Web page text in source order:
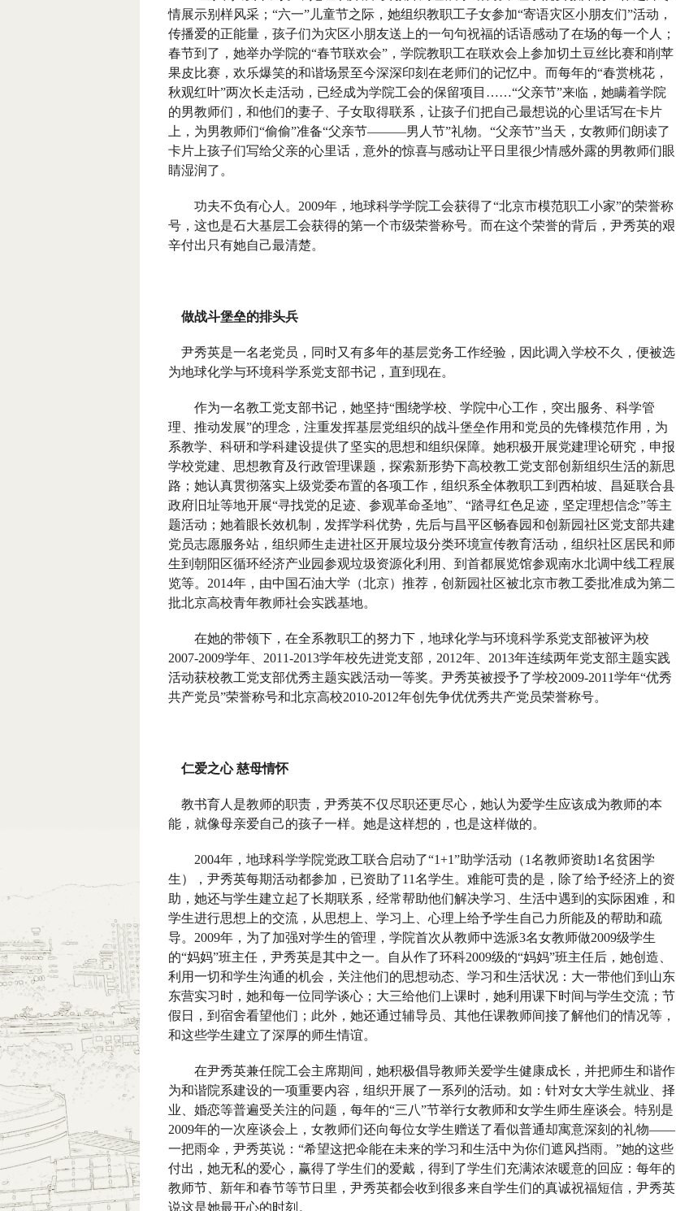
情展示别样风采；“六一”儿童节之际，她组织教职工子女参加“寄语灾区小朋友们”活动，
传播爱的正能量，孩子们为灾区小朋友送上的一句句祝福的话语感动了在场的每一个人；
春节到了，她举办学院的“春节联欢会”，学院教职工在联欢会上参加切土豆丝比赛和削苹
果皮比赛，欢乐爆笑的和谐场景至今深深印刻在老师们的记忆中。而每年的“春赏桃花，
秋观红叶”两次长走活动，已经成为学院工会的保留项目……“父亲节”来临，她瞒着学院
的男教师们，和他们的妻子、子女取得联系，让孩子们把自己最想说的心里话写在卡片
上，为男教师们“偷偷”准备“父亲节———男人节”礼物。“父亲节”当天，女教师们朗读了
卡片上孩子们写给父亲的心里话，意外的惊喜与感动让平日里很少情感外露的男教师们眼
睛湿润了。
功夫不负有心人。 2009年，地球科学学院工会获得了“北京市模范职工小家”的荣誉称
号，这也是石大基层工会获得的第一个市级荣誉称号。而在这个荣誉的背后，尹秀英的艰
辛付出只有她自己最清楚。
做战斗堡垒的排头兵
尹秀英是一名老党员，同时又有多年的基层党务工作经验，因此调入学校不久，便被选
为地球化学与环境科学系党支部书记，直到现在。
作为一名教工党支部书记，她坚持“围绕学校、学院中心工作，突出服务、科学管
理、推动发展”的理念，注重发挥基层党组织的战斗堡垒作用和党员的先锋模范作用，为
系教学、科研和学科建设提供了坚实的思想和组织保障。她积极开展党建理论研究，申报
学校党建、思想教育及行政管理课题，探索新形势下高校教工党支部创新组织生活的新思
路；她认真贯彻落实上级党委布置的各项工作，组织系全体教职工到西柏坡、昌延联合县
政府旧址等地开展“寻找党的足迹、参观革命圣地”、“踏寻红色足迹，坚定理想信念”等主
题活动；她着眼长效机制，发挥学科优势，先后与昌平区畅春园和创新园社区党支部共建
党员志愿服务站，组织师生走进社区开展垃圾分类环境宣传教育活动，组织社区居民和师
生到朝阳区循环经济产业园参观垃圾资源化利用、到首都展览馆参观南水北调中线工程展
览等。 2014年，由中国石油大学（北京）推荐，创新园社区被北京市教工委批准成为第二
批北京高校青年教师社会实践基地。
在她的带领下，在全系教职工的努力下，地球化学与环境科学系党支部被评为校
2007-2009学年、 2011-2013学年校先进党支部， 2012年、 2013年连续两年党支部主题实践
活动获校教工党支部优秀主题实践活动一等奖。尹秀英被授予了学校2009-2011学年“优秀
共产党员”荣誉称号和北京高校2010-2012年创先争优优秀共产党员荣誉称号。
仁爱之心 慈母情怀
教书育人是教师的职责，尹秀英不仅尽职还更尽心，她认为爱学生应该成为教师的本
能，就像母亲爱自己的孩子一样。她是这样想的，也是这样做的。
2004年，地球科学学院党政工联合启动了“1+1”助学活动（1名教师资助1名贫困学
生），尹秀英每期活动都参加，已资助了11名学生。难能可贵的是，除了给予经济上的资
助，她还与学生建立起了长期联系，经常帮助他们解决学习、生活中遇到的实际困难，和
学生进行思想上的交流，从思想上、学习上、心理上给予学生自己力所能及的帮助和疏
导。 2009年，为了加强对学生的管理，学院首次从教师中选派3名女教师做2009级学生
的“妈妈”班主任，尹秀英是其中之一。自从作了环科2009级的“妈妈”班主任后，她创造、
利用一切和学生沟通的机会，关注他们的思想动态、学习和生活状况：大一带他们到山东
东营实习时，她和每一位同学谈心；大三给他们上课时，她利用课下时间与学生交流；节
假日，到宿舍看望他们；此外，她还通过辅导员、其他任课教师间接了解他们的情况等，
和这些学生建立了深厚的师生情谊。
在尹秀英兼任院工会主席期间，她积极倡导教师关爱学生健康成长，并把师生和谐作
为和谐院系建设的一项重要内容，组织开展了一系列的活动。如：针对女大学生就业、择
业、婚恋等普遍受关注的问题，每年的“三八”节举行女教师和女学生师生座谈会。特别是
2009年的一次座谈会上，女教师们还向每位女学生赠送了看似普通却寓意深刻的礼物——
一把雨伞，尹秀英说：“希望这把伞能在未来的学习和生活中为你们遮风挡雨。”她的这些
付出，她无私的爱心，赢得了学生们的爱戴，得到了学生们充满浓浓暖意的回应：每年的
教师节、新年和春节等节日里，尹秀英都会收到很多来自学生们的真诚祝福短信，尹秀英
说这是她最开心的时刻。